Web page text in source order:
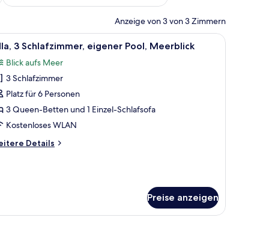
Anzeige von 3 von 3 Zimmern
Hochwertige Bettwaren, Zimmersafe, Verdunkelungsvorhänge
Ein moderner Poolbereich mit
2 3 Schlafzimmer, eigener Pool, Meerblick
Blick aufs Meer
3 Schlafzimmer
Platz für 6 Personen
3 Queen-Betten und 1 Einzel-Schlafsofa
Kostenloses WLAN
Details
Preise anzeigen